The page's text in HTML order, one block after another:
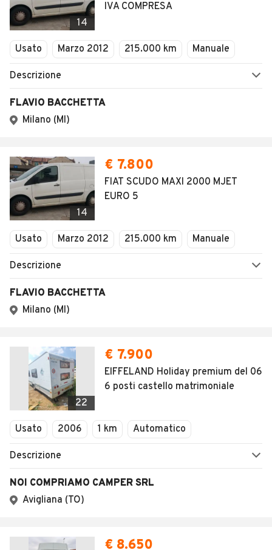
14
IVA COMPRESA
Usato Marzo 2012 215.000 km Manuale
Descrizione
FLAVIO BACCHETTA
Milano (MI)
14
€ 7.800
FIAT SCUDO MAXI 2000 MJET
EURO 5
Usato Marzo 2012 215.000 km Manuale
Descrizione
FLAVIO BACCHETTA
Milano (MI)
22
€ 7.900
EIFFELAND Holiday premium del 06
6 posti castello matrimoniale
Usato 2006 1 km Automatico
Descrizione
NOI COMPRIAMO CAMPER SRL
Avigliana (TO)
€ 8.650